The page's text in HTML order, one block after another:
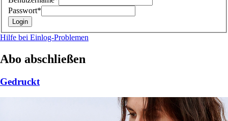
Passwort*
Hilfe bei Einlog-Problemen
Abo abschließen
Gedruckt